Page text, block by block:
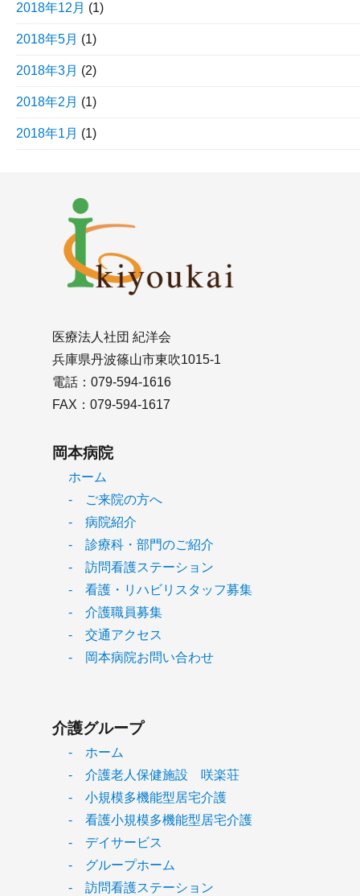
2018年12月 (1)
2018年5月 (1)
2018年3月 (2)
2018年2月 (1)
2018年1月 (1)
医療法人社団 紀洋会
兵庫県丹波篠山市東吹1015-1
電話：079-594-1616
FAX：079-594-1617
岡本病院
ホーム
- ご来院の方へ
- 病院紹介
- 診療科・部門のご紹介
- 訪問看護ステーション
- 看護・リハビリスタッフ募集
- 介護職員募集
- 交通アクセス
- 岡本病院お問い合わせ
介護グループ
- ホーム
- 介護老人保健施設 咲楽荘
- 小規模多機能型居宅介護
- 看護小規模多機能型居宅介護
- デイサービス
- グループホーム
- 訪問看護ステーション